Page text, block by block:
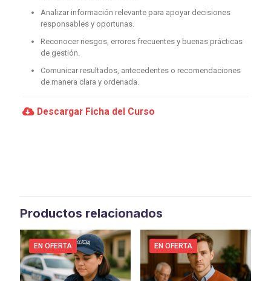
Analizar información relevante para apoyar decisiones
responsables y oportunas.
Reconocer riesgos, errores frecuentes y buenas prácticas
de gestión.
Comunicar resultados, antecedentes o recomendaciones
de manera clara y ordenada.
Descargar Ficha del Curso
Productos relacionados
EN OFERTA EN OFERTA